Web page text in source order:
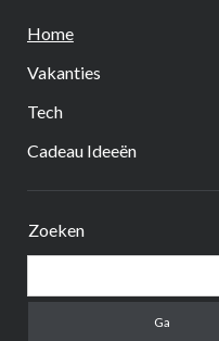
Home
Vakanties
Tech
Cadeau Ideeën
Zijbalk
Zoeken